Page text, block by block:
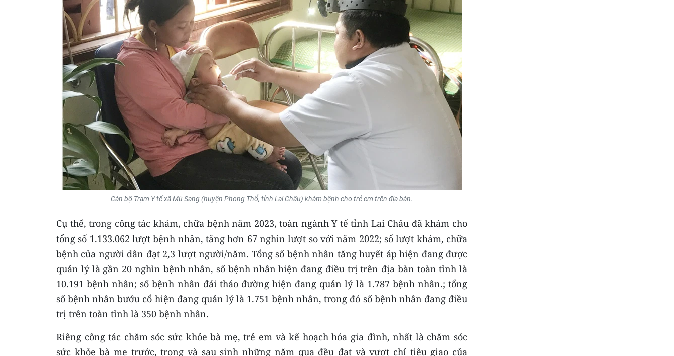
Cán bộ Trạm Y tế xã Mù Sang (huyện Phong Thổ, tỉnh Lai Châu) khám bệnh cho trẻ em trên địa bàn.
Cụ thể, trong công tác khám, chữa bệnh năm 2023, toàn ngành Y tế tỉnh Lai Châu đã khám cho
tổng số 1.133.062 lượt bệnh nhân, tăng hơn 67 nghìn lượt so với năm 2022; số lượt khám, chữa
bệnh của người dân đạt 2,3 lượt người/năm. Tổng số bệnh nhân tăng huyết áp hiện đang được
quản lý là gần 20 nghìn bệnh nhân, số bệnh nhân hiện đang điều trị trên địa bàn toàn tỉnh là
10.191 bệnh nhân; số bệnh nhân đái tháo đường hiện đang quản lý là 1.787 bệnh nhân.; tổng
số bệnh nhân bướu cổ hiện đang quản lý là 1.751 bệnh nhân, trong đó số bệnh nhân đang điều
trị trên toàn tỉnh là 350 bệnh nhân.
Riêng công tác chăm sóc sức khỏe bà mẹ, trẻ em và kế hoạch hóa gia đình, nhất là chăm sóc
sức khỏe bà mẹ trước, trong và sau sinh những năm qua đều đạt và vượt chỉ tiêu giao của